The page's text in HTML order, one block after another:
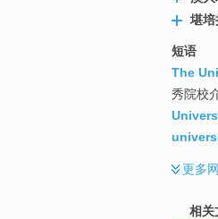
堪培
短语
The
秀院校
更多
相关